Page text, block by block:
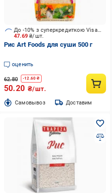
47.69₴/шт.
До -10% з суперкредиткою Visa Вигода
Рис Аrt Foods для суши 500 г
оценить
62.80 -12.60 ₴
50.20 ₴/шт.
Cамовывоз Доставим